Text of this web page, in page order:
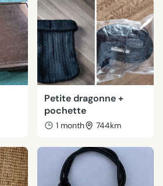
Petite dragonne +
pochette
1 month 744km